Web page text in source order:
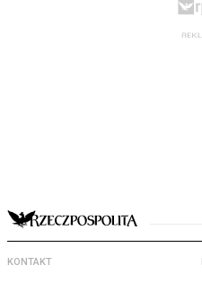
KONTAKT